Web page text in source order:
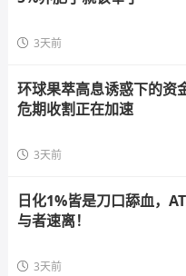
3天前
环球果萃高息诱惑下的资
危期收割正在加速
3天前
日化1%皆是刀口舔血，
与者速离！
3天前